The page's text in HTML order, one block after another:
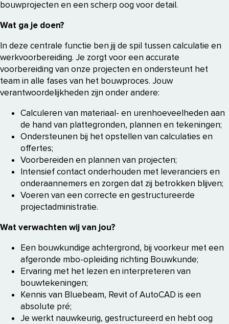
bouwprojecten en een scherp oog voor detail.
Wat ga je doen?
In deze centrale functie ben jij de spil tussen calculatie en
werkvoorbereiding. Je zorgt voor een accurate
voorbereiding van onze projecten en ondersteunt het
team in alle fases van het bouwproces. Jouw
verantwoordelijkheden zijn onder andere:
Calculeren van materiaal- en urenhoeveelheden aan
de hand van plattegronden, plannen en tekeningen;
Ondersteunen bij het opstellen van calculaties en
offertes;
Voorbereiden en plannen van projecten;
Intensief contact onderhouden met leveranciers en
onderaannemers en zorgen dat zij betrokken blijven;
Voeren van een correcte en gestructureerde
projectadministratie.
Wat verwachten wij van jou?
Een bouwkundige achtergrond, bij voorkeur met een
afgeronde mbo-opleiding richting Bouwkunde;
Ervaring met het lezen en interpreteren van
bouwtekeningen;
Kennis van Bluebeam, Revit of AutoCAD is een
absolute pré;
Je werkt nauwkeurig, gestructureerd en hebt oog